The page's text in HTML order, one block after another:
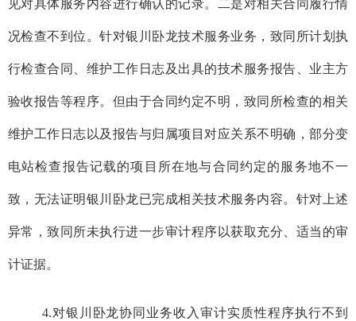
见对具体服务内容进行确认的记录。二是对相关合同履行情
况检查不到位。针对银川卧龙技术服务业务，致同所计划执
行检查合同、维护工作日志及出具的技术服务报告、业主方
验收报告等程序。但由于合同约定不明，致同所检查的相关
维护工作日志以及报告与归属项目对应关系不明确，部分变
电站检查报告记载的项目所在地与合同约定的服务地不一
致，无法证明银川卧龙已完成相关技术服务内容。针对上述
异常，致同所未执行进一步审计程序以获取充分、适当的审
计证据。
4.对银川卧龙协同业务收入审计实质性程序执行不到